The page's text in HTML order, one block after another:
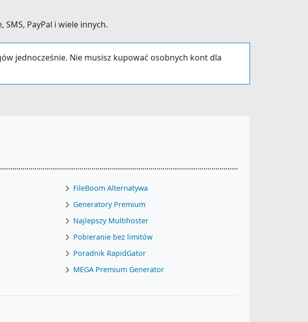
PayPal i wiele innych.
jednocześnie. Nie musisz kupować osobnych kont dla
FileBoom Alternatywa
Generatory Premium
Najlepszy Multihoster
Pobieranie bez limitów
Poradnik RapidGator
MEGA Premium Generator